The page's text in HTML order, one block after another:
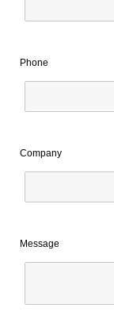
Phone
Company
Message